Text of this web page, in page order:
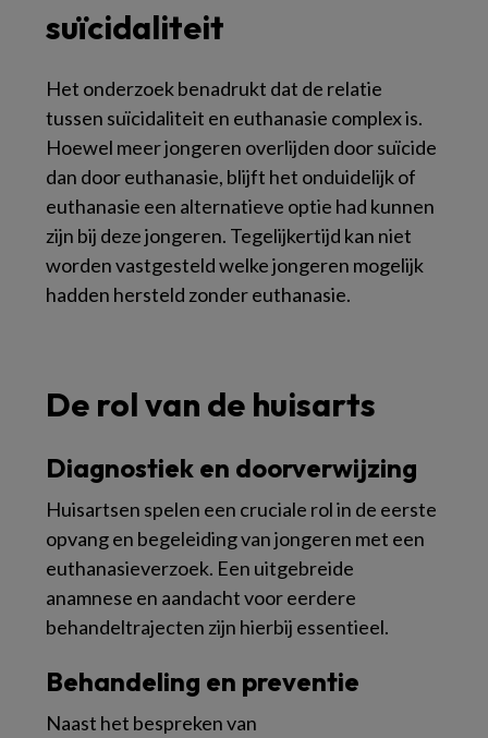
suïcidaliteit
Het onderzoek benadrukt dat de relatie
tussen suïcidaliteit en euthanasie complex is.
Hoewel meer jongeren overlijden door suïcide
dan door euthanasie, blijft het onduidelijk of
euthanasie een alternatieve optie had kunnen
zijn bij deze jongeren. Tegelijkertijd kan niet
worden vastgesteld welke jongeren mogelijk
hadden hersteld zonder euthanasie.
De rol van de huisarts
Diagnostiek en doorverwijzing
Huisartsen spelen een cruciale rol in de eerste
opvang en begeleiding van jongeren met een
euthanasieverzoek. Een uitgebreide
anamnese en aandacht voor eerdere
behandeltrajecten zijn hierbij essentieel.
Behandeling en preventie
Naast het bespreken van